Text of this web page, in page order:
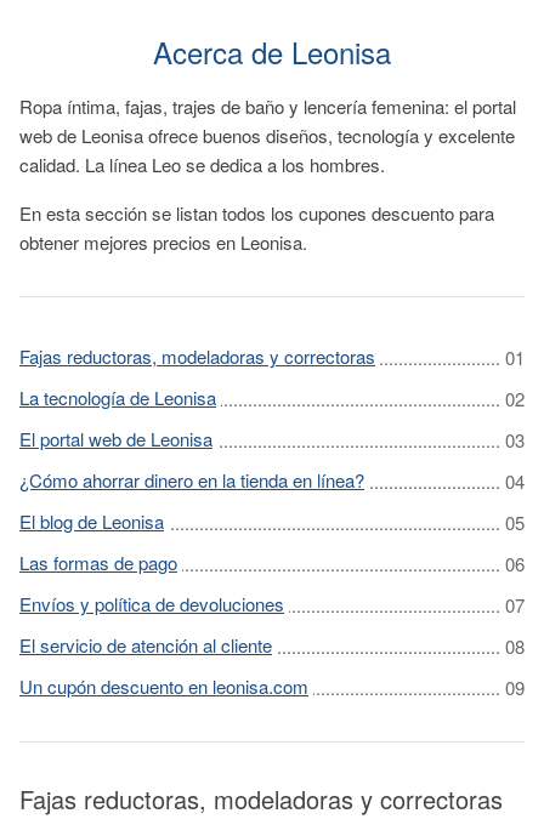
Acerca de Leonisa
Ropa íntima, fajas, trajes de baño y lencería femenina: el portal
web de Leonisa ofrece buenos diseños, tecnología y excelente
calidad. La línea Leo se dedica a los hombres.
En esta sección se listan todos los cupones descuento para
obtener mejores precios en Leonisa.
Fajas reductoras, modeladoras y correctoras
La tecnología de Leonisa
El portal web de Leonisa
¿Cómo ahorrar dinero en la tienda en línea?
El blog de Leonisa
Las formas de pago
Envíos y política de devoluciones
El servicio de atención al cliente
Un cupón descuento en leonisa.com
Fajas reductoras, modeladoras y correctoras